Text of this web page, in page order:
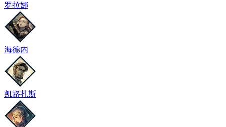
罗拉娜
海德内
凯路扎斯